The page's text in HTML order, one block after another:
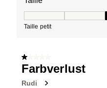
Taille petit
1 sur 5 étoiles.
Farbverlust
Rudi